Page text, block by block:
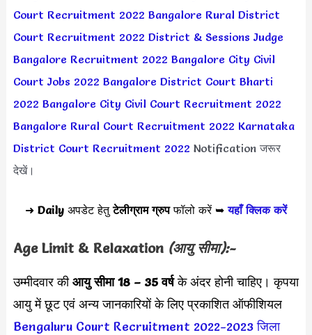
Court Recruitment 2022 Bangalore Rural District
Court Recruitment 2022 District & Sessions Judge
Bangalore Recruitment 2022 Bangalore City Civil
Court Jobs 2022 Bangalore District Court Bharti
2022 Bangalore City Civil Court Recruitment 2022
Bangalore Rural Court Recruitment 2022 Karnataka
District Court Recruitment 2022 Notification जरूर
देखें।
➜ Daily अपडेट हेतुटेलीग्राम ग्रुपफॉलो करें ➥यहाँ क्लिक करें
Age Limit & Relaxation (आयु सीमा):-
उम्मीदवार कीआयु सीमा 18 – 35 वर्षके अंदर होनी चाहिए। कृपया
आयु में छूट एवं अन्य जानकारियों के लिए प्रकाशित ऑफीशियल
Bengaluru Court Recruitment 2022-2023 जिला